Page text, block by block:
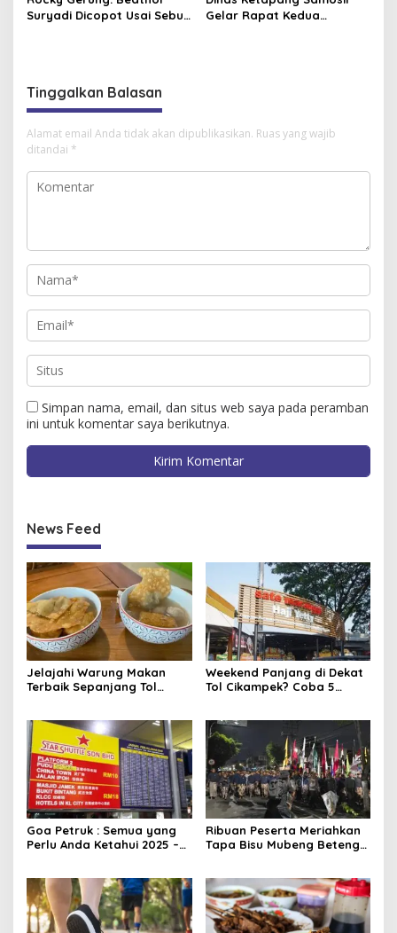
Suryadi Dicopot Usai Sebut
Gelar Rapat Kedua
Tinggalkan Balasan
Alamat email Anda tidak akan dipublikasikan. Ruas yang wajib
ditandai *
Simpan nama, email, dan situs web saya pada peramban
ini untuk komentar saya berikutnya.
News Feed
Jelajahi Warung Makan
Terbaik Sepanjang Tol
Weekend Panjang di Dekat
Tol Cikampek? Coba 5
Goa Petruk : Semua yang
Perlu Anda Ketahui 2025 –
Ribuan Peserta Meriahkan
Tapa Bisu Mubeng Beteng